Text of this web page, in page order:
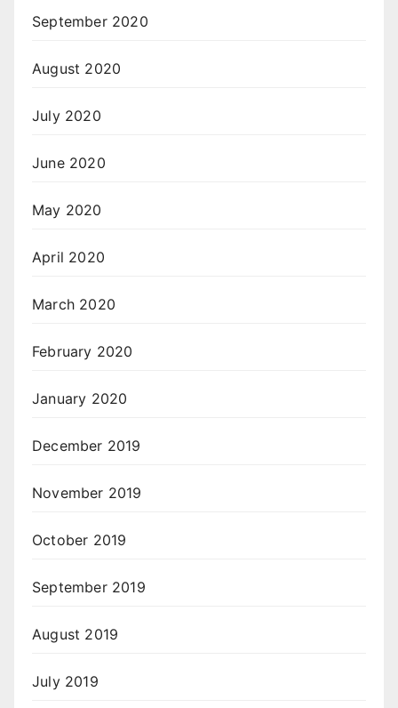
September 2020
August 2020
July 2020
June 2020
May 2020
April 2020
March 2020
February 2020
January 2020
December 2019
November 2019
October 2019
September 2019
August 2019
July 2019